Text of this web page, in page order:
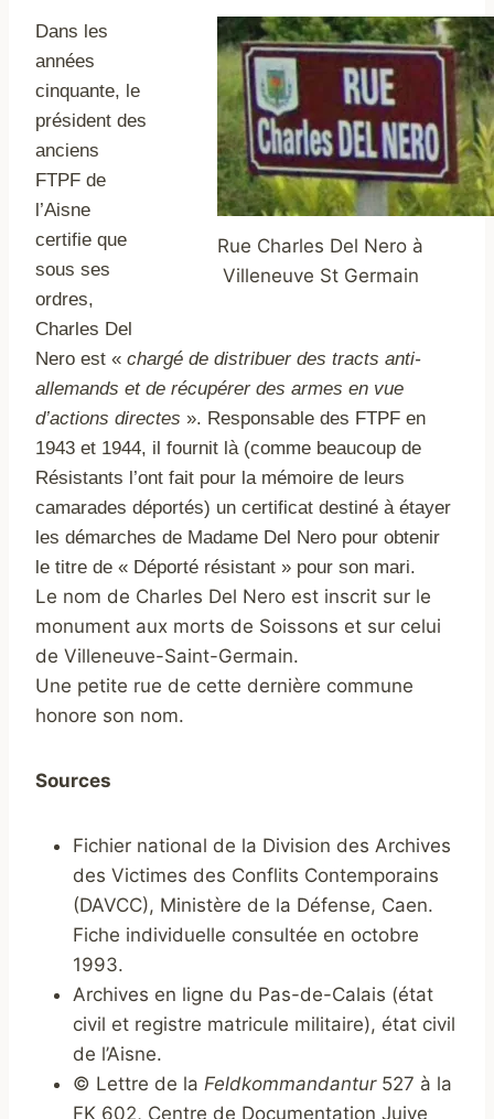
Rue Charles Del Nero à
Villeneuve St Germain
Dans les
années
cinquante, le
président des
anciens
FTPF de
l’Aisne
certifie que
sous ses
ordres,
Charles Del
Nero est « chargé de distribuer des tracts anti-
allemands et de récupérer des armes en vue
d’actions directes ». Responsable des FTPF en
1943 et 1944, il fournit là (comme beaucoup de
Résistants l’ont fait pour la mémoire de leurs
camarades déportés) un certificat destiné à étayer
les démarches de Madame Del Nero pour obtenir
le titre de « Déporté résistant » pour son mari.
Le nom de Charles Del Nero est inscrit sur le
monument aux morts de Soissons et sur celui
de Villeneuve-Saint-Germain.
Une petite rue de cette dernière commune
honore son nom.
Sources
Fichier national de la Division des Archives
des Victimes des Conflits Contemporains
(DAVCC), Ministère de la Défense, Caen.
Fiche individuelle consultée en octobre
1993.
Archives en ligne du Pas-de-Calais (état
civil et registre matricule militaire), état civil
de l’Aisne.
© Lettre de la Feldkommandantur527 à la
FK 602, Centre de Documentation Juive